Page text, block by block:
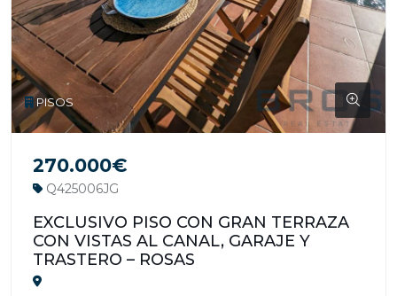
PISOS
270.000€
Q425006JG
EXCLUSIVO PISO CON GRAN TERRAZA
CON VISTAS AL CANAL, GARAJE Y
TRASTERO – ROSAS